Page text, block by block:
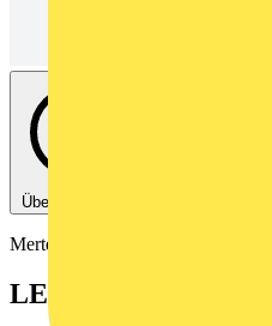
Über diese PDF
Merten
LED Dimmerlösungen